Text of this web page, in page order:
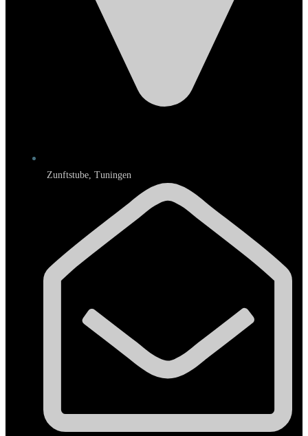
Zunftstube, Tuningen